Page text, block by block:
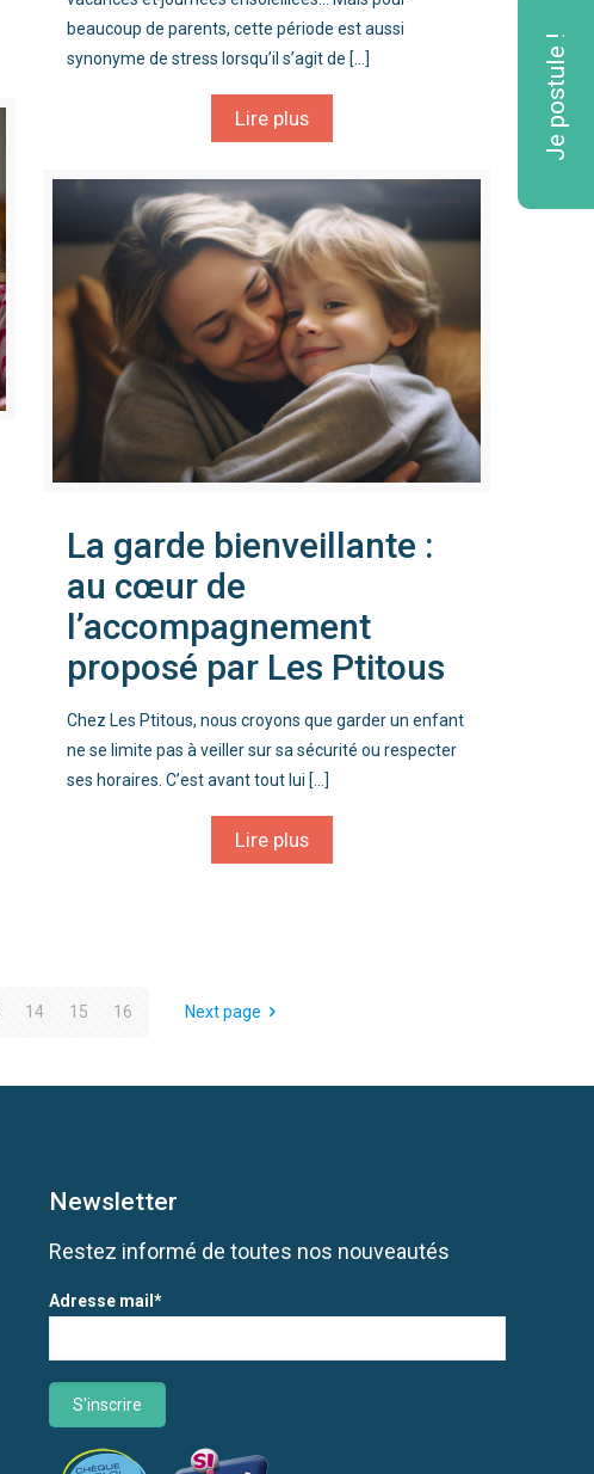
Je postule !
beaucoup de parents, cette période est aussi
synonyme de stress lorsqu’il s’agit de […]
Lire plus
La garde bienveillante :
au cœur de
l’accompagnement
proposé par Les Ptitous
Chez Les Ptitous, nous croyons que garder un enfant
ne se limite pas à veiller sur sa sécurité ou respecter
ses horaires. C’est avant tout lui […]
Lire plus
14 15 16 Next page
Newsletter
Restez informé de toutes nos nouveautés
Adresse mail*